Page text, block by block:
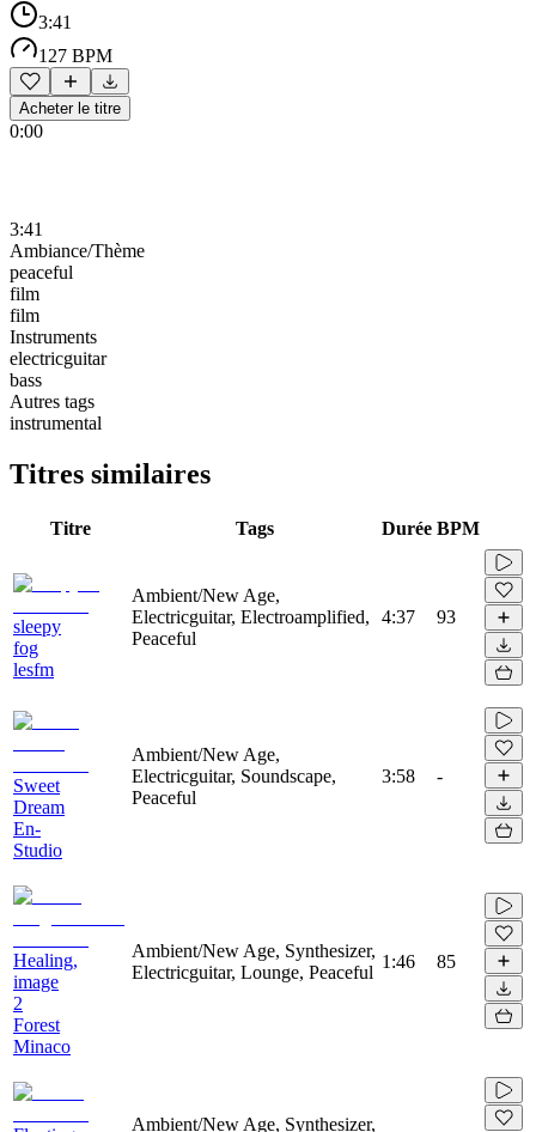
3:41
127 BPM
Acheter le titre
0:00
3:41
Ambiance/Thème
peaceful
film
film
Instruments
electricguitar
bass
Autres tags
instrumental
Titres similaires
Titre Tags Durée BPM
sleepy
fog
lesfm
Ambient/New Age,
Electricguitar, Electroamplified,
Peaceful
4:37 93
Sweet
Dream
En-
Studio
Ambient/New Age,
Electricguitar, Soundscape,
Peaceful
3:58 -
Healing,
image
2
Forest
Minaco
Ambient/New Age, Synthesizer,
Electricguitar, Lounge, Peaceful
1:46 85
Ambient/New Age, Synthesizer,